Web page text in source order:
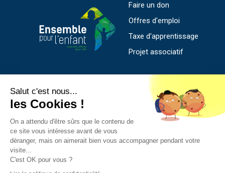
Faire un don
Offres d'emploi
Taxe d'apprentissage
Projet associatif
SIEGE SOCIAL
169 rue de l'Abbé Bonpain - CS 56008
03 20 55 48 80
Salut c'est nous...
les Cookies !
On a attendu d'être sûrs que le contenu de
ce site vous intéresse avant de vous
déranger, mais on aimerait bien vous accompagner pendant votre
visite...
C'est OK pour vous ?